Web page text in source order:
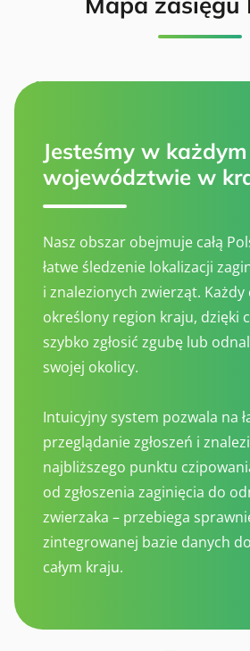
Jesteśmy w każdym
województwie w
Nasz obszar obejmuje całą
łatwe śledzenie lokalizacji
i znalezionych zwierząt. Każdy
określony region kraju, dzięki
szybko zgłosić zgubę lub
swojej okolicy.
Intuicyjny system pozwala na
przeglądanie zgłoszeń i
najbliższego punktu
od zgłoszenia zaginięcia do
zwierzaka – przebiega
zintegrowanej bazie danych
całym kraju.